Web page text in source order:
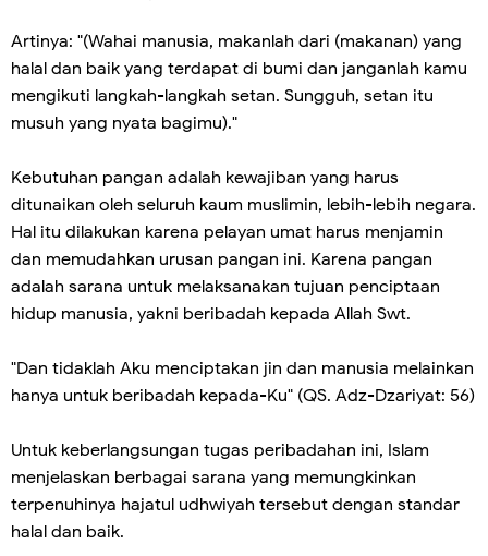
Artinya: "(Wahai manusia, makanlah dari (makanan) yang
halal dan baik yang terdapat di bumi dan janganlah kamu
mengikuti langkah-langkah setan. Sungguh, setan itu
musuh yang nyata bagimu)."
Kebutuhan pangan adalah kewajiban yang harus
ditunaikan oleh seluruh kaum muslimin, lebih-lebih negara.
Hal itu dilakukan karena pelayan umat harus menjamin
dan memudahkan urusan pangan ini. Karena pangan
adalah sarana untuk melaksanakan tujuan penciptaan
hidup manusia, yakni beribadah kepada Allah Swt.
"Dan tidaklah Aku menciptakan jin dan manusia melainkan
hanya untuk beribadah kepada-Ku" (QS. Adz-Dzariyat: 56)
Untuk keberlangsungan tugas peribadahan ini, Islam
menjelaskan berbagai sarana yang memungkinkan
terpenuhinya hajatul udhwiyah tersebut dengan standar
halal dan baik.